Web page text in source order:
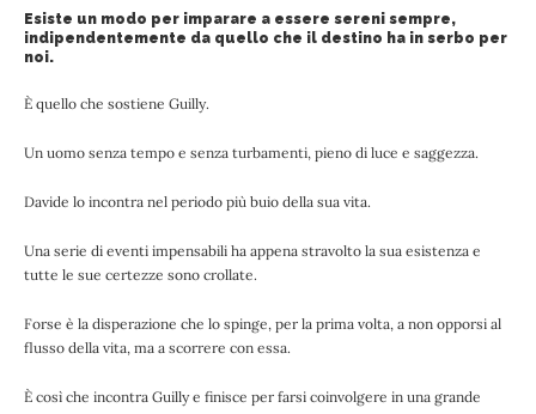
Esiste un modo per imparare a essere sereni sempre,
indipendentemente da quello che il destino ha in serbo per
noi.
È quello che sostiene Guilly.
Un uomo senza tempo e senza turbamenti, pieno di luce e saggezza.
Davide lo incontra nel periodo più buio della sua vita.
Una serie di eventi impensabili ha appena stravolto la sua esistenza e
tutte le sue certezze sono crollate.
Forse è la disperazione che lo spinge, per la prima volta, a non opporsi al
flusso della vita, ma a scorrere con essa.
È così che incontra Guilly e finisce per farsi coinvolgere in una grande